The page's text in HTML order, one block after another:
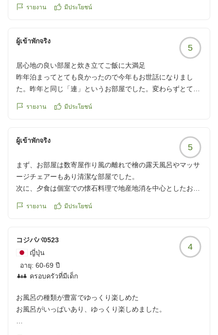
รายงาน มีประโยชน์
ผู้เข้าพักจริง
5
居心地の良い部屋と炊き立てご飯に大満足
昨年泊まってとても良かったので今年もお世話になりまし
た。昨年と同じ「連」というお部屋でした。変わらずとても
がらお酒飲んでくつろいだり客室の広い露天風呂でゆっくり
もお部屋のダイニングで取れるため周りを気にせず美味しく
頂けます。お米が美味しいうえにお部屋で炊き立てを食べら
れるのでおかわりしちゃいました。ぜひまたリピートしたく
なるお宿です。
クチコミの詳細はこちらから
https://review.travel.rakuten.co.jp/hotel/voice/15988?
reviewId=33123478581879
รายงาน มีประโยชน์
ผู้เข้าพักจริง
5
まず、お部屋は数寄屋作り風の離れで檜の露天風呂やマッサ
ージチェアーもあり清潔な部屋でした。
次に、夕食は個室での懐石料理で地産地消を中心としたお料
そして、朝食はチェックアウトが12:00と言うこともあり、
また、接客も親切丁寧であり、従業員一人ひとりがお客様目
線に立ち、常にお客様の満足度向上のために率先垂範を実践
しているようにさえ感じ、良く教育され規律が守られ統率の
肝心のお部屋の露天風呂は源泉掛け流しのアルカリ性単純泉
と言うことで裸がしっとりとして、さらにポカポカが長続き
รายงาน มีประโยชน์
コジパパ0523
ญี่ปุ่น
อายุ: 60-69 ปี
ครอบครัวที่มีเด็ก
4
お風呂の種類が豊富でゆっくり楽しめた
お風呂がいっぱいあり、ゆっくり楽しめました。